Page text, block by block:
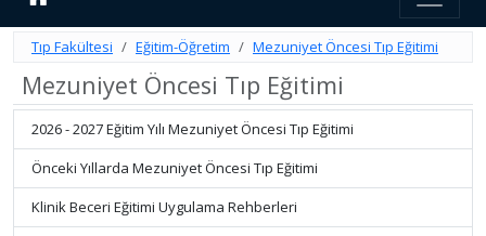
Tıp Fakültesi Eğitim-Öğretim Mezuniyet Öncesi Tıp Eğitimi
Mezuniyet Öncesi Tıp Eğitimi
2026 - 2027 Eğitim Yılı Mezuniyet Öncesi Tıp Eğitimi
Önceki Yıllarda Mezuniyet Öncesi Tıp Eğitimi
Klinik Beceri Eğitimi Uygulama Rehberleri